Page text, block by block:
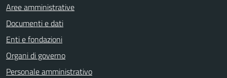
Aree amministrative
Documenti e dati
Enti e fondazioni
Organi di governo
Personale amministrativo